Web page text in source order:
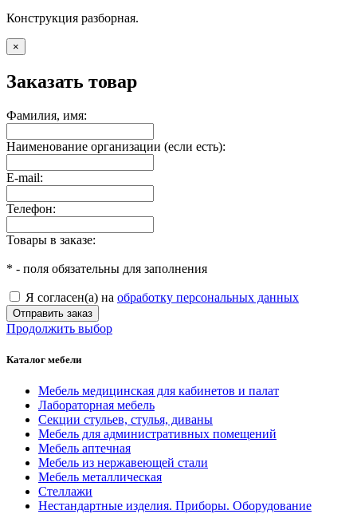
Конструкция разборная.
×
Заказать товар
Фамилия, имя:
Наименование организации (если есть):
E-mail:
Телефон:
Товары в заказе:
* - поля обязательны для заполнения
Я согласен(а) на обработку персональных данных
Отправить заказ
Продолжить выбор
Каталог мебели
Мебель медицинская для кабинетов и палат
Лабораторная мебель
Секции стульев, стулья, диваны
Мебель для административных помещений
Мебель аптечная
Мебель из нержавеющей стали
Мебель металлическая
Стеллажи
Нестандартные изделия. Приборы. Оборудование